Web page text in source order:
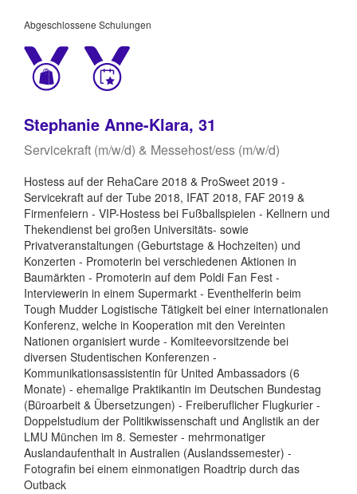
Abgeschlossene Schulungen
Stephanie Anne-Klara, 31
Servicekraft (m/w/d) & Messehost/ess (m/w/d)
Hostess auf der RehaCare 2018 & ProSweet 2019 -
Servicekraft auf der Tube 2018, IFAT 2018, FAF 2019 &
Firmenfeiern - VIP-Hostess bei Fußballspielen - Kellnern und
Thekendienst bei großen Universitäts- sowie
Privatveranstaltungen (Geburtstage & Hochzeiten) und
Konzerten - Promoterin bei verschiedenen Aktionen in
Baumärkten - Promoterin auf dem Poldi Fan Fest -
Interviewerin in einem Supermarkt - Eventhelferin beim
Tough Mudder Logistische Tätigkeit bei einer internationalen
Konferenz, welche in Kooperation mit den Vereinten
Nationen organisiert wurde - Komiteevorsitzende bei
diversen Studentischen Konferenzen -
Kommunikationsassistentin für United Ambassadors (6
Monate) - ehemalige Praktikantin im Deutschen Bundestag
(Büroarbeit & Übersetzungen) - Freiberuflicher Flugkurier -
Doppelstudium der Politikwissenschaft und Anglistik an der
LMU München im 8. Semester - mehrmonatiger
Auslandaufenthalt in Australien (Auslandssemester) -
Fotografin bei einem einmonatigen Roadtrip durch das
Outback